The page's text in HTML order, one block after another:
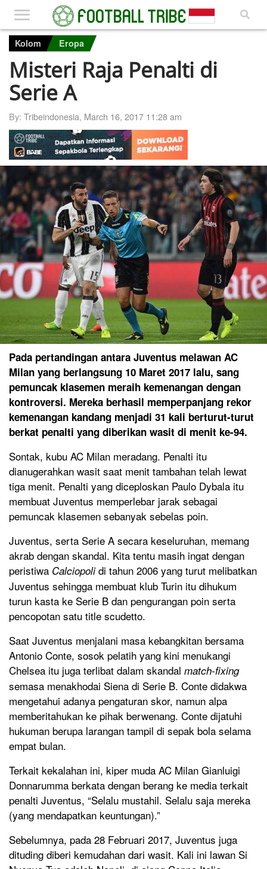
Kolom Eropa
Misteri Raja Penalti di
Serie A
By: Tribeindonesia, March 16, 2017 11:28 am
Pada pertandingan antara Juventus melawan AC
Milan yang berlangsung 10 Maret 2017 lalu, sang
pemuncak klasemen meraih kemenangan dengan
kontroversi. Mereka berhasil memperpanjang rekor
kemenangan kandang menjadi 31 kali berturut-turut
berkat penalti yang diberikan wasit di menit ke-94.
Sontak, kubu AC Milan meradang. Penalti itu
dianugerahkan wasit saat menit tambahan telah lewat
tiga menit. Penalti yang diceploskan Paulo Dybala itu
membuat Juventus memperlebar jarak sebagai
pemuncak klasemen sebanyak sebelas poin.
Juventus, serta Serie A secara keseluruhan, memang
akrab dengan skandal. Kita tentu masih ingat dengan
peristiwa Calciopolidi tahun 2006 yang turut melibatkan
Juventus sehingga membuat klub Turin itu dihukum
turun kasta ke Serie B dan pengurangan poin serta
pencopotan satu title scudetto.
Saat Juventus menjalani masa kebangkitan bersama
Antonio Conte, sosok pelatih yang kini menukangi
Chelsea itu juga terlibat dalam skandal match-fixing
semasa menakhodai Siena di Serie B. Conte didakwa
mengetahui adanya pengaturan skor, namun alpa
memberitahukan ke pihak berwenang. Conte dijatuhi
hukuman berupa larangan tampil di sepak bola selama
empat bulan.
Terkait kekalahan ini, kiper muda AC Milan Gianluigi
Donnarumma berkata dengan berang ke media terkait
penalti Juventus, “Selalu mustahil. Selalu saja mereka
(yang mendapatkan keuntungan).”
Sebelumnya, pada 28 Februari 2017, Juventus juga
dituding diberi kemudahan dari wasit. Kali ini lawan Si